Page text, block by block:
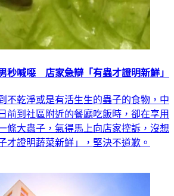
秒喊噁 店家急辯「有蟲才證明新鮮」
不乾淨或是有活生生的蟲子的食物，中
前到社區附近的餐廳吃飯時，卻在享用
條大蟲子，氣得馬上向店家控訴，沒想
才證明蔬菜新鮮」，堅決不道歉。